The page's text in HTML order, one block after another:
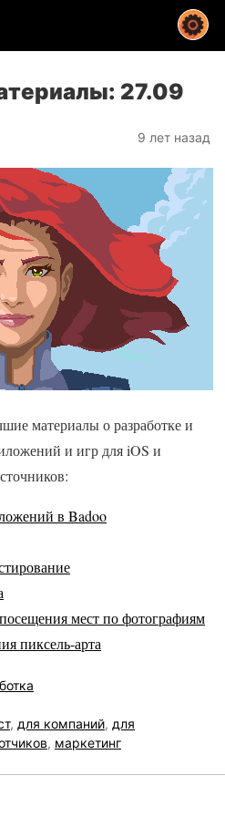
27.09
9 лет назад
материалы о разработке и
и игр для iOS и
в Badoo
мест по фотографиям
пиксель-арта
, для компаний, для
, маркетинг